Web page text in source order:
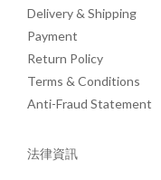
Delivery & Shipping
Payment
Return Policy
Terms & Conditions
Anti-Fraud Statement
法律資訊